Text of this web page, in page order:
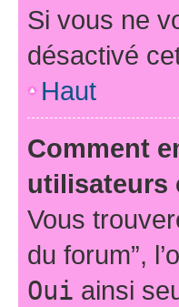
Si vous ne
désactivé
Haut
Comment
utilisateurs
Vous
du forum”,
Oui ainsi